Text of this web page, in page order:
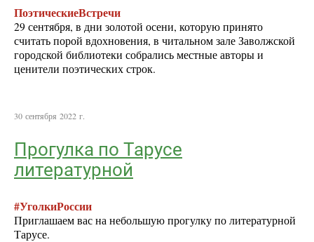
ПоэтическиеВстречи
29 сентября, в дни золотой осени, которую принято
считать порой вдохновения, в читальном зале Заволжской
городской библиотеки собрались местные авторы и
ценители поэтических строк.
30 сентября 2022 г.
Прогулка по Тарусе
литературной
#УголкиРоссии
Приглашаем вас на небольшую прогулку по литературной
Тарусе.